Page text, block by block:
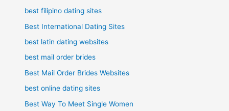
best filipino dating sites
Best International Dating Sites
best latin dating websites
best mail order brides
Best Mail Order Brides Websites
best online dating sites
Best Way To Meet Single Women